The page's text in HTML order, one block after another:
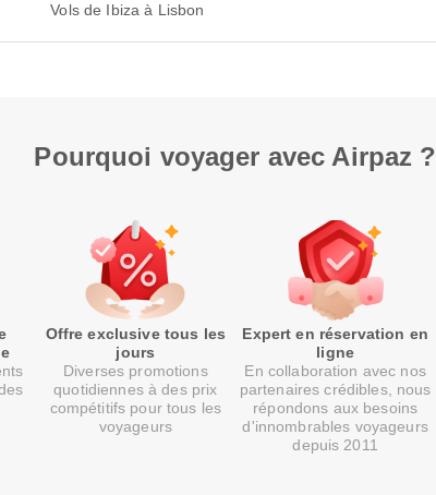
Vols de Ibiza à Lisbon
Pourquoi voyager avec Airpaz ?
Offre exclusive tous les
jours
Diverses promotions
quotidiennes à des prix
compétitifs pour tous les
voyageurs
Expert en réservation en
ligne
En collaboration avec nos
partenaires crédibles, nous
répondons aux besoins
d'innombrables voyageurs
depuis 2011